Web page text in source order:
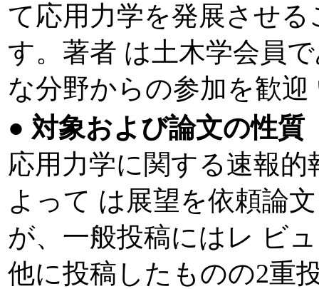
て応用力学を発展させ
す。著者 は土木学会員
な分野からの参加を歓
● 対象および論文の性質
応用力学に関する速報
よって は展望を依頼論
が、一般投稿にはレ ビ
他に投稿したものの2重